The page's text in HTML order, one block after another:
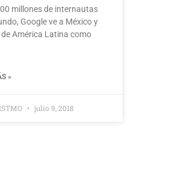
millones de internautas
Google ve a México y
América Latina como
»
julio 9, 2018